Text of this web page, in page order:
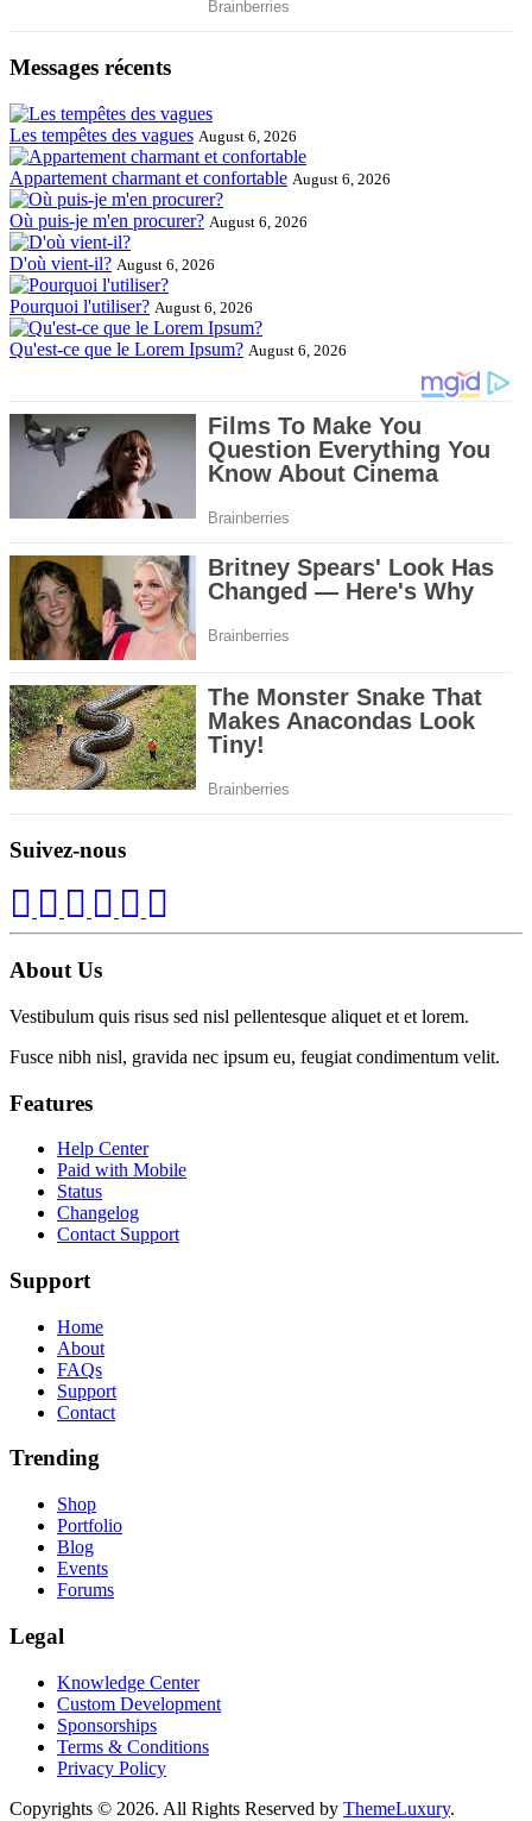
Messages récents
Les tempêtes des vagues August 6, 2026
Appartement charmant et confortable August 6, 2026
Où puis-je m'en procurer? August 6, 2026
D'où vient-il? August 6, 2026
Pourquoi l'utiliser? August 6, 2026
Qu'est-ce que le Lorem Ipsum? August 6, 2026
Suivez-nous
About Us
Vestibulum quis risus sed nisl pellentesque aliquet et et lorem.
Fusce nibh nisl, gravida nec ipsum eu, feugiat condimentum velit.
Features
Help Center
Paid with Mobile
Status
Changelog
Contact Support
Support
Home
About
FAQs
Support
Contact
Trending
Shop
Portfolio
Blog
Events
Forums
Legal
Knowledge Center
Custom Development
Sponsorships
Terms & Conditions
Privacy Policy
Copyrights © 2026. All Rights Reserved by ThemeLuxury.